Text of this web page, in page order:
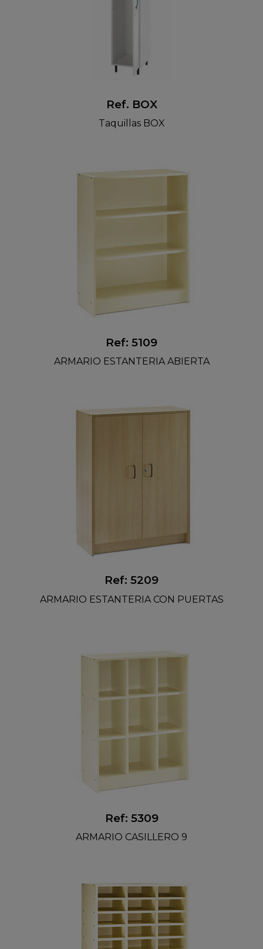
Ref. BOX
Taquillas BOX
Ref: 5109
ARMARIO ESTANTERIA ABIERTA
Ref: 5209
ARMARIO ESTANTERIA CON PUERTAS
Ref: 5309
ARMARIO CASILLERO 9